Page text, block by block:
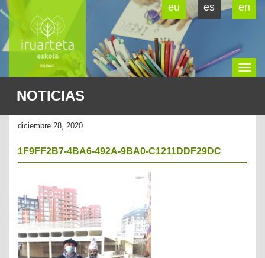
eu es en
NOTICIAS
diciembre 28, 2020
1F9FF2B7-4BA6-492A-9BA0-C1211DDF29DC